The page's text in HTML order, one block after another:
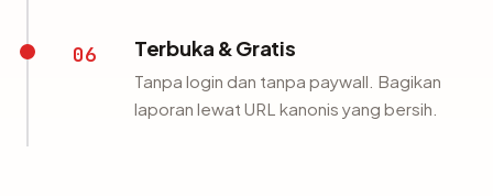
06 Terbuka & Gratis
Tanpa login dan tanpa paywall. Bagikan
laporan lewat URL kanonis yang bersih.